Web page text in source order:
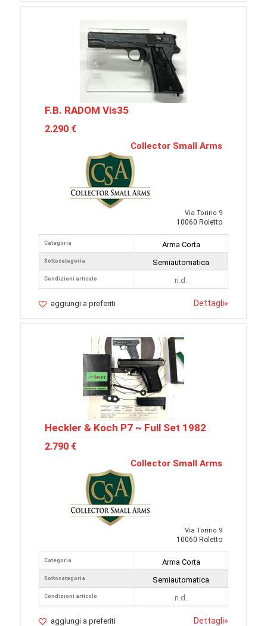
F.B. RADOM Vis35
2.290 €
Collector Small Arms
Via Torino 9
10060 Roletto
Categoria
Sottocategoria
Condizioni articolo
Arma Corta
Semiautomatica
n.d.
aggiungi a preferiti Dettagli»
Heckler & Koch P7 ~ Full Set 1982
2.790 €
Collector Small Arms
Via Torino 9
10060 Roletto
Categoria
Sottocategoria
Condizioni articolo
Arma Corta
Semiautomatica
n.d.
aggiungi a preferiti Dettagli»